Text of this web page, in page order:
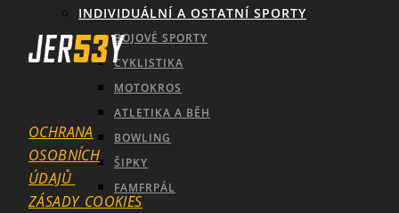
INDIVIDUÁLNÍ A OSTATNÍ SPORTY
BOJOVÉ SPORTY
CYKLISTIKA
MOTOKROS
ATLETIKA A BĚH
BOWLING
ŠIPKY
FAMFRPÁL
OCHRANA
OSOBNÍCH
ÚDAJŮ
ZÁSADY_COOKIES